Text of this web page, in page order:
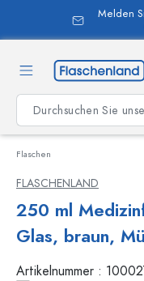
springen
Melden
Flaschen
FLASCHENLAND
250 ml
Glas, braun,
Artikelnummer :